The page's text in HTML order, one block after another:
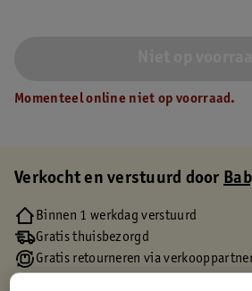
Momenteel online niet op voorraad.
Verkocht en verstuurd door
Binnen 1 werkdag verstuurd
Gratis thuisbezorgd
Gratis retourneren via